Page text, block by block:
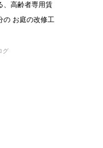
、高齢者専用賃
の お庭の改修工
グ